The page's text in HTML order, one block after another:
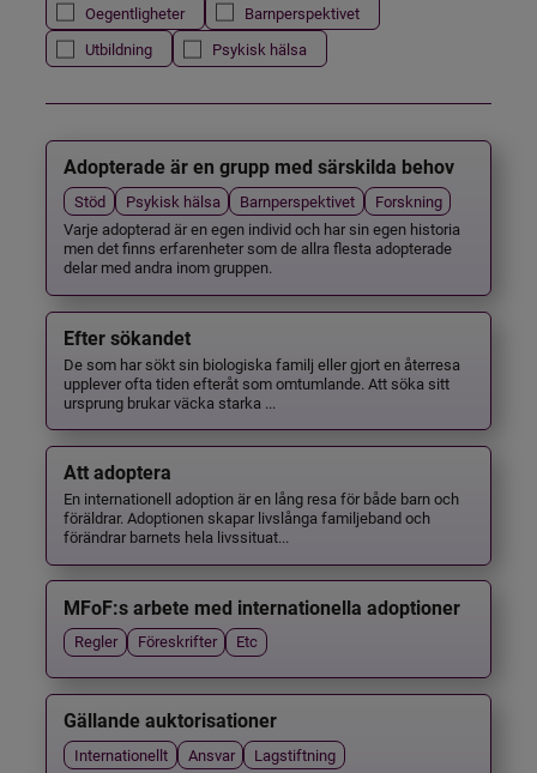
Oegentligheter
Barnperspektivet
Utbildning
Psykisk hälsa
Adopterade är en grupp med särskilda behov
Stöd Psykisk hälsa Barnperspektivet
Forskning
Varje adopterad är en egen individ och har sin egen historia
men det finns erfarenheter som de allra flesta adopterade
delar med andra inom gruppen.
Efter sökandet
De som har sökt sin biologiska familj eller gjort en återresa
upplever ofta tiden efteråt som omtumlande. Att söka sitt
ursprung brukar väcka starka ...
Att adoptera
En internationell adoption är en lång resa för både barn och
föräldrar. Adoptionen skapar livslånga familjeband och
förändrar barnets hela livssituat...
MFoF:s arbete med internationella adoptioner
Regler Föreskrifter Etc
Gällande auktorisationer
Internationellt Ansvar
Lagstiftning